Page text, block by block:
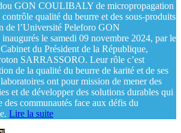
GON COULIBALY de micropropagation
qualité du beurre et des sous-produits
de l’Université Peleforo GON
le samedi 09 novembre 2024, par le
du Président de la République,
SARRASSORO. Leur rôle c’est
de la qualité du beurre de karité et de ses
ont pour mission de mener des
et de développer des solutions durables qui
des communautés face aux défis du
Lire la suite